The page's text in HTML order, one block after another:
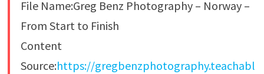
File Name:Greg Benz Photography – Norway –
From Start to Finish
Content
Source:https://gregbenzphotography.teachabl